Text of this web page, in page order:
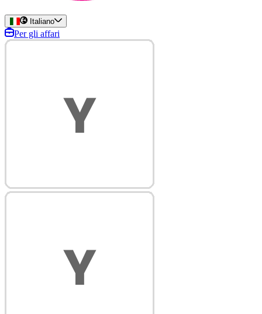
Italiano
Per gli affari